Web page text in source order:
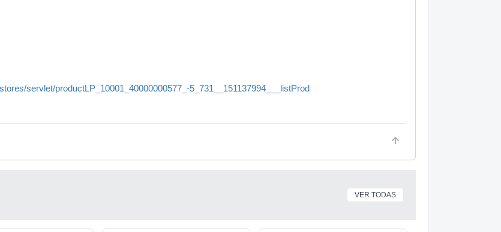
servlet/productLP_10001_40000000577_-5_731__151137994___listProd
VER TODAS